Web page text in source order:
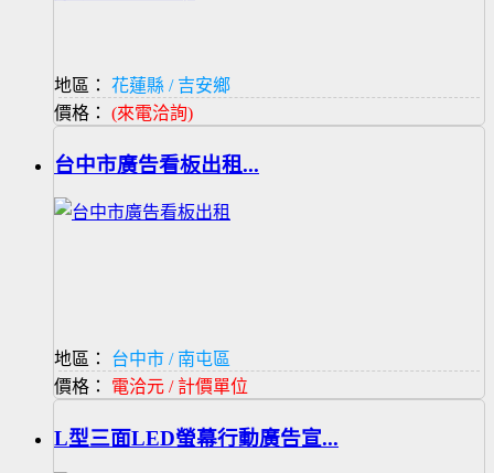
地區：
花蓮縣 / 吉安鄉
價格： (來電洽詢)
台中市廣告看板出租...
地區：
台中市 / 南屯區
價格： 電洽元 / 計價單位
L型三面LED螢幕行動廣告宣...